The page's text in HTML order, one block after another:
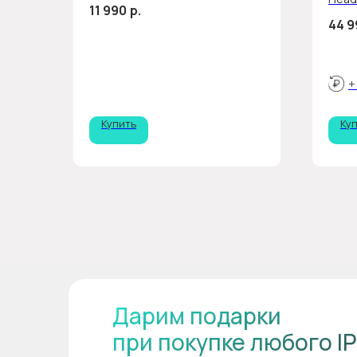
11 990 р.
Купить
44
Дарим подарки
при покупке любого